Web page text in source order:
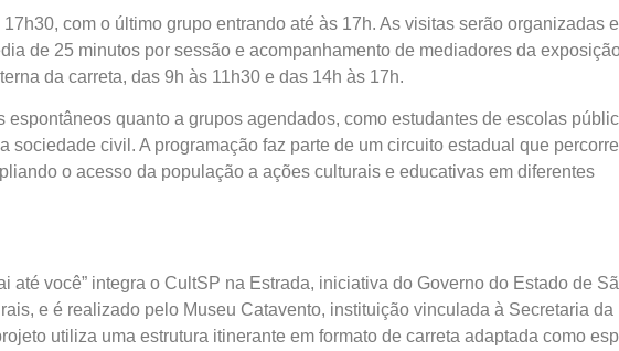
com o último grupo entrando até às 17h. As visitas serão organizadas
de 25 minutos por sessão e acompanhamento de mediadores da
da carreta, das 9h às 11h30 e das 14h às 17h.
quanto a grupos agendados, como estudantes de escolas
sociedade civil. A programação faz parte de um circuito estadual que percorre
o acesso da população a ações culturais e educativas em diferentes
até você” integra o CultSP na Estrada, iniciativa do Governo do Estado de
e é realizado pelo Museu Catavento, instituição vinculada à Secretaria da
utiliza uma estrutura itinerante em formato de carreta adaptada como